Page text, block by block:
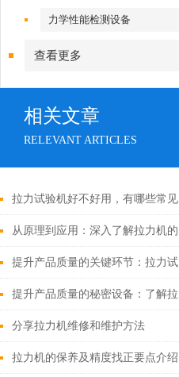
力学性能检测设备
查看更多
相关文章
RELEVANT ARTICLES
拉力试验机好不好用，有哪些常见
类型?
从原理到应用：深入了解拉力机的
工作原理和应用范围
提升产品质量的关键环节：拉力试
验机应用解析
提升产品质量的秘密设备：了解拉
力机的应用
分享拉力机维修和维护方法
拉力机的保养及精度找正要点介绍